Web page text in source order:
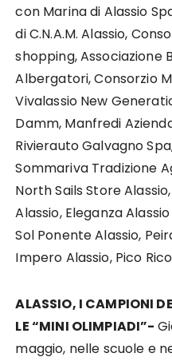
con Marina di Alassio
di C.N.A.M. Alassio,
shopping, Associazione
Albergatori, Consorzio
Vivalassio New
Damm, Manfredi
Rivierauto Galvagno
Sommariva Tradizione
North Sails Store
Alassio, Eleganza
Sol Ponente Alassio,
Impero Alassio, Pico
ALASSIO, I CAMPIONI
LE “MINI OLIMPIADI”-
maggio, nelle scuole e